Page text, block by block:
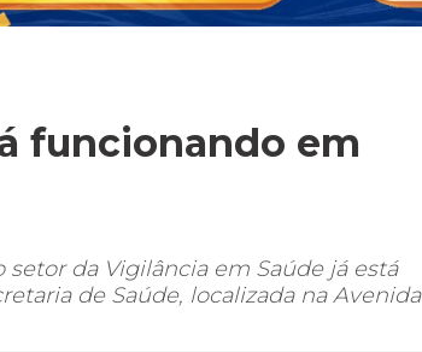
funcionando em
da Vigilância em Saúde já está
de Saúde, localizada na Avenida